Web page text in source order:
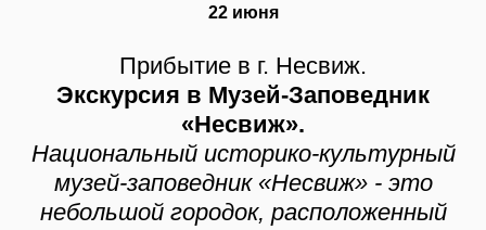
22 июня
Прибытие в г. Несвиж.
Экскурсия в Музей-Заповедник
«Несвиж».
Национальный историко-культурный
музей-заповедник «Несвиж» - это
небольшой городок, расположенный